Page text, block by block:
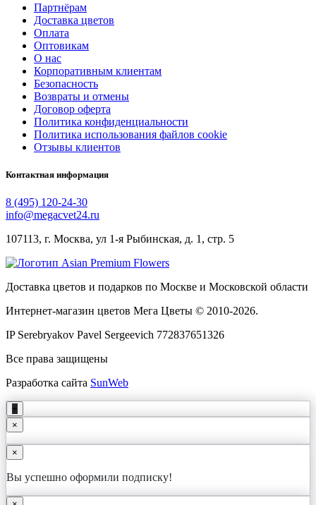
Партнёрам
Доставка цветов
Оплата
Оптовикам
О нас
Корпоративным клиентам
Безопасность
Возвраты и отмены
Договор оферта
Политика конфиденциальности
Политика использования файлов cookie
Отзывы клиентов
Контактная информация
8 (495) 120-24-30
info@megacvet24.ru
107113, г. Москва, ул 1-я Рыбинская, д. 1, стр. 5
Доставка цветов и подарков по Москве и Московской области
Интернет-магазин цветов Мега Цветы © 2010-2026.
IP Serebryakov Pavel Sergeevich 772837651326
Все права защищены
Разработка сайта SunWeb
+
×
×
Вы успешно оформили подписку!